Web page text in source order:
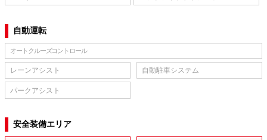
自動運転
オートクルーズコントロール
レーンアシスト 自動駐車システム
パークアシスト
安全装備エリア